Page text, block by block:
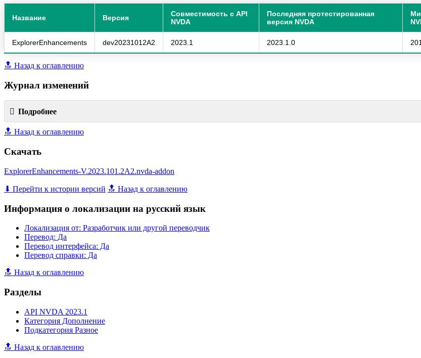
Название Версия
Совместимость с API
NVDA
Последняя протестированная
версия NVDA
ExplorerEnhancements dev20231012A2 2023.1 2023.1.0
🔝 Назад к оглавлению
Журнал изменений
Подробнее
🔝 Назад к оглавлению
Скачать
ExplorerEnhancements-V.2023.101.2A2.nvda-addon
⬇ Перейти к истории версий 🔝 Назад к оглавлению
Информация о локализации на русский язык
Локализация от: Разработчик или другой переводчик
Перевод: Да
Перевод интерфейса: Да
Перевод справки: Да
🔝 Назад к оглавлению
Разделы
API NVDA 2023.1
Категория Дополнение
Подкатегория Разное
🔝 Назад к оглавлению